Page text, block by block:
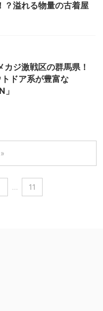
？溢れる物量の古着屋
カジ激戦区の群馬県！
ドア系が豊富な
」
… 11